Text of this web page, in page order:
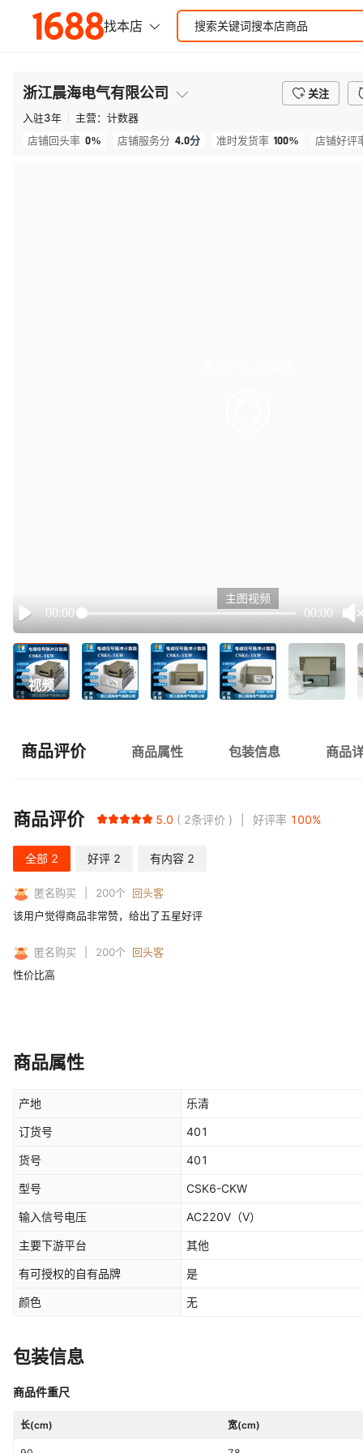
浙江晨海电气有限公司
关注
入驻3年 主营： 计数器
店铺回头率 0% 店铺服务分 4.0分 准时发货率 100% 店铺好评
Play
00:00 00:00
主图视频
视频
商品评价 商品属性 包装信息 商品
商品评价 5.0 2条评价 好评率 100%
全部 2 好评 2 有内容 2
匿名购买 200个 回头客
该用户觉得商品非常赞，给出了五星好评
匿名购买 200个 回头客
性价比高
商品属性
产地 乐清
订货号 401
货号 401
型号 CSK6-CKW
输入信号电压 AC220V （V）
主要下游平台 其他
有可授权的自有品牌 是
颜色 无
包装信息
商品件重尺
长(cm) 宽(cm)